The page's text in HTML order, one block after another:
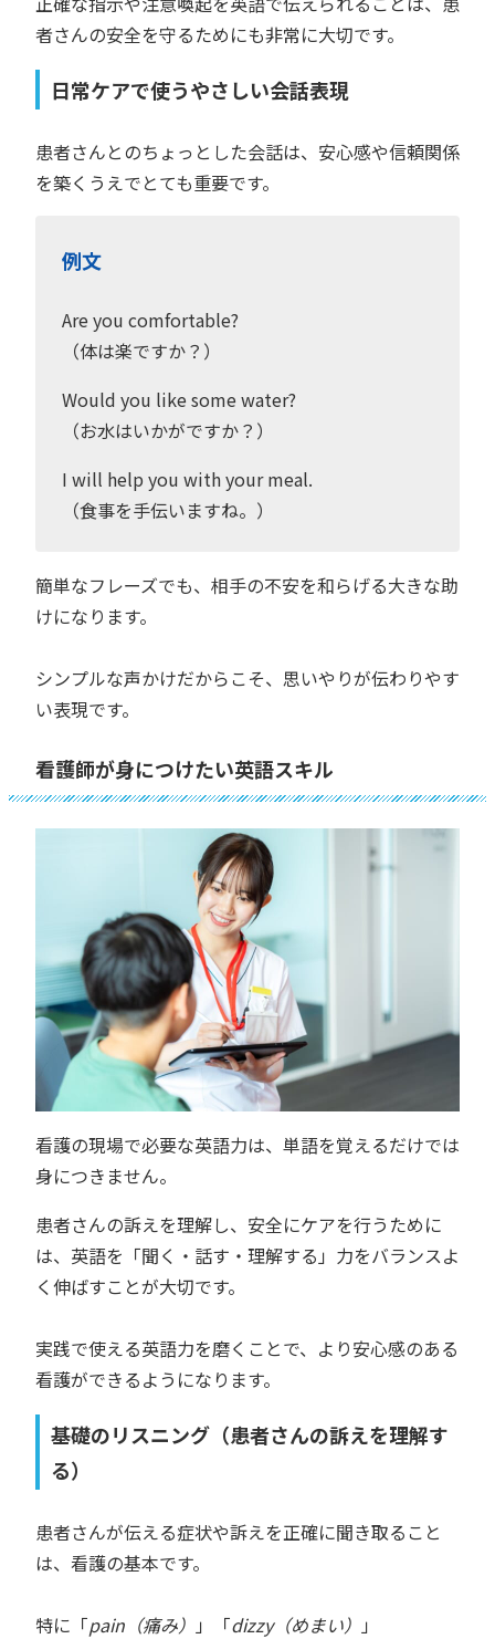
者さんの安全を守るためにも非常に大切です。
日常ケアで使うやさしい会話表現
患者さんとのちょっとした会話は、安心感や信頼関係
を築くうえでとても重要です。
例文
Are you comfortable?
（体は楽ですか？）
Would you like some water?
（お水はいかがですか？）
I will help you with your meal.
（食事を手伝いますね。）
簡単なフレーズでも、相手の不安を和らげる大きな助
けになります。
シンプルな声かけだからこそ、思いやりが伝わりやす
い表現です。
看護師が身につけたい英語スキル
看護の現場で必要な英語力は、単語を覚えるだけでは
身につきません。
患者さんの訴えを理解し、安全にケアを行うために
は、英語を「聞く・話す・理解する」力をバランスよ
く伸ばすことが大切です。
実践で使える英語力を磨くことで、より安心感のある
看護ができるようになります。
基礎のリスニング（患者さんの訴えを理解す
る）
患者さんが伝える症状や訴えを正確に聞き取ること
は、看護の基本です。
特に「pain（痛み） 」「dizzy（めまい） 」